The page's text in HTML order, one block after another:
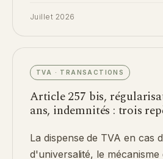
Juillet 2026
TVA · TRANSACTIONS
Article 257 bis,
ans, indemnités : trois
La dispense de TVA en cas
d'universalité, le mécanisme